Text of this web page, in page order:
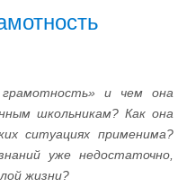
и чем она
школьникам? Как она
ситуациях применима?
уже недостаточно,
жизни?